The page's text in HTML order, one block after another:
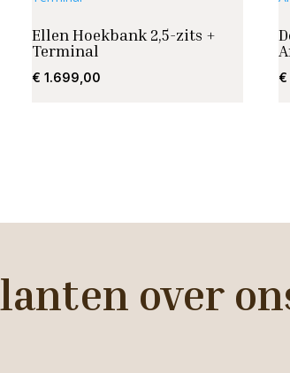
Ellen Hoekbank 2,5-zits +
Terminal
€ 1.699,00 €
over